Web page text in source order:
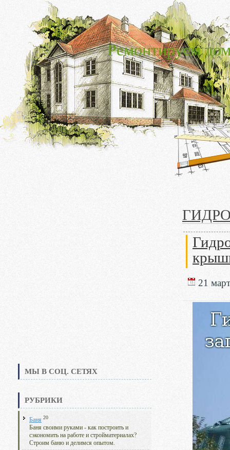
Ремонтируем
МЫ В СОЦ. СЕТЯХ
РУБРИКИ
Баня 20
Баня своими руками - как построить и
сэкономить на работе и стройматериалах?
Строим баню и делимся опытом.
21